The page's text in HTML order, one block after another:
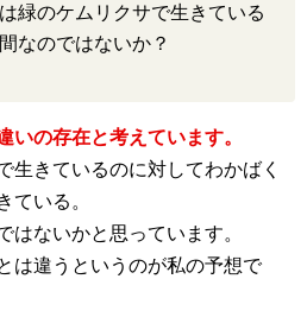
緑のケムリクサで生きている
なのではないか？
いの存在と考えています。
生きているのに対してわかばく
ている。
はないかと思っています。
は違うというのが私の予想で